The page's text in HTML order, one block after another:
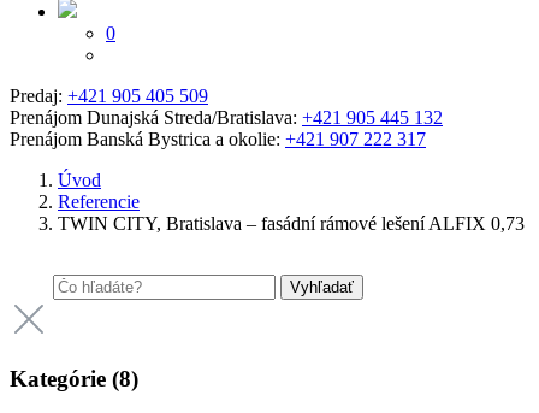
0
Predaj: +421 905 405 509
Prenájom Dunajská Streda/Bratislava: +421 905 445 132
Prenájom Banská Bystrica a okolie: +421 907 222 317
Úvod
Referencie
TWIN CITY, Bratislava – fasádní rámové lešení ALFIX 0,73
Vyhľadať
Kategórie (8)